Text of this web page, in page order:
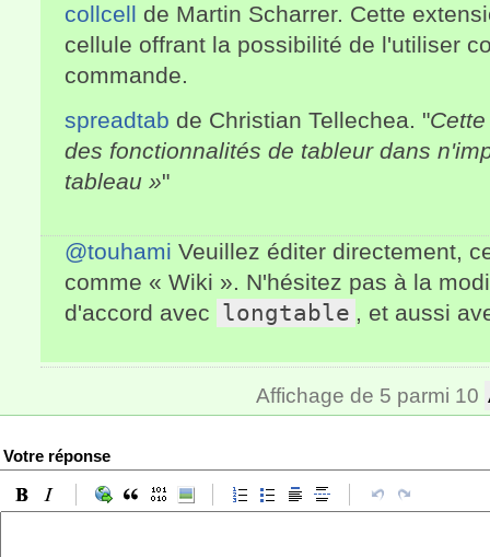
collcell de Martin Schar­rer. Cette
cellule offrant la possibilité de l'utiliser
commande.
spreadtab de Chris­tian Tel­lechea. "
des fonctionnalités de tableur dans
tableau »"
@touhami Veuillez éditer directement,
comme « Wiki ». N'hésitez pas à la
d'accord avec longtable , et aussi
Affichage de 5 parmi 10
Votre réponse